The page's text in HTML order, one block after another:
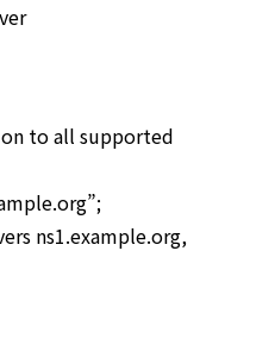
to all supported
ns1.example.org,